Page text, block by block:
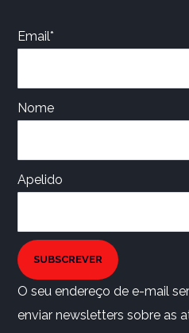
Email*
Nome
Apelido
SUBSCREVER
O seu endereço de e-mail
enviar newsletters sobre as